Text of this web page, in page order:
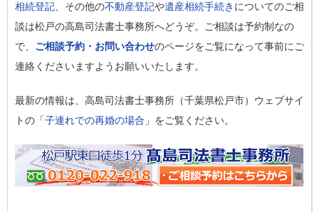
相続登記 、その他の不動産登記や遺産相続手続き についてのご相
談は松戸の高島司法書士事務所へどうぞ。ご相談は予約制なの
で、 ご相談予約・お問い合わせのページをご覧になって事前にご
連絡くださいますようお願いいたします。
最新の情報は、高島司法書士事務所（千葉県松戸市）ウェブサイ
トの「子連れでの再婚の場合 」をご覧ください。